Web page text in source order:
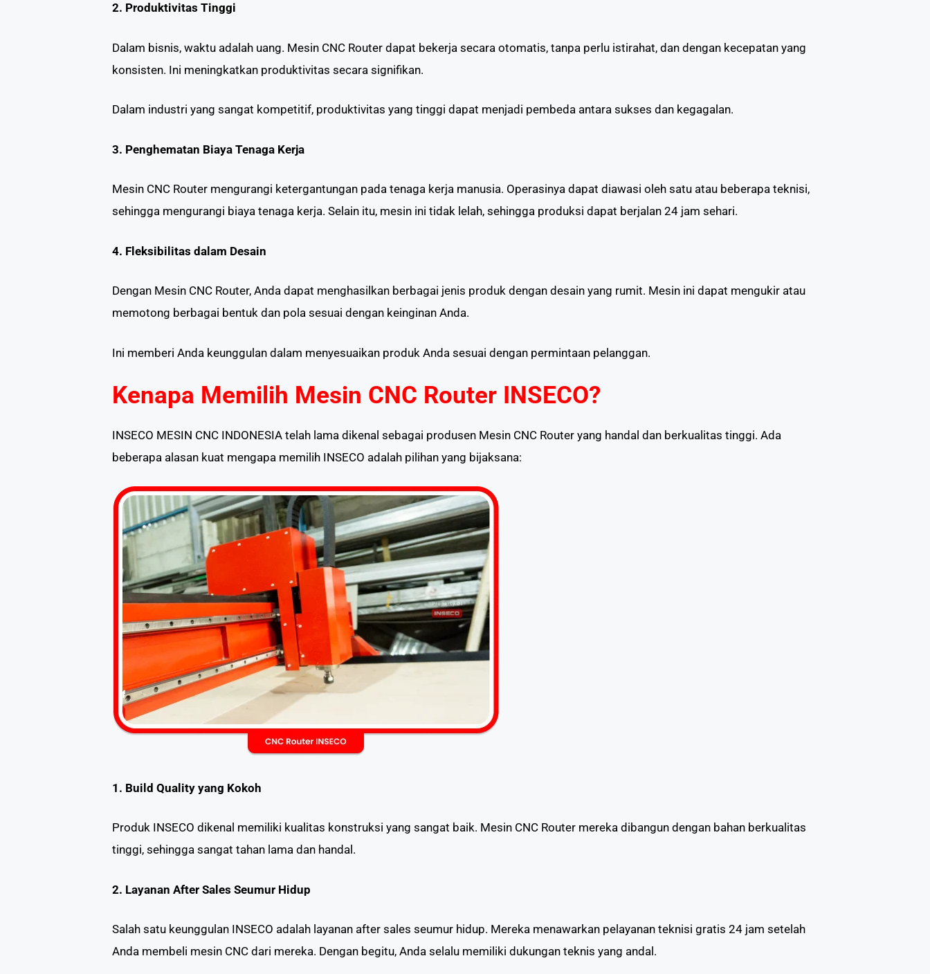
2. Produktivitas Tinggi
Dalam bisnis, waktu adalah uang. Mesin CNC Router dapat bekerja secara otomatis, tanpa perlu istirahat, dan dengan kecepatan yang
konsisten. Ini meningkatkan produktivitas secara signifikan.
Dalam industri yang sangat kompetitif, produktivitas yang tinggi dapat menjadi pembeda antara sukses dan kegagalan.
3. Penghematan Biaya Tenaga Kerja
Mesin CNC Router mengurangi ketergantungan pada tenaga kerja manusia. Operasinya dapat diawasi oleh satu atau beberapa teknisi,
sehingga mengurangi biaya tenaga kerja. Selain itu, mesin ini tidak lelah, sehingga produksi dapat berjalan 24 jam sehari.
4. Fleksibilitas dalam Desain
Dengan Mesin CNC Router, Anda dapat menghasilkan berbagai jenis produk dengan desain yang rumit. Mesin ini dapat mengukir atau
memotong berbagai bentuk dan pola sesuai dengan keinginan Anda.
Ini memberi Anda keunggulan dalam menyesuaikan produk Anda sesuai dengan permintaan pelanggan.
Kenapa Memilih Mesin CNC Router INSECO?
INSECO MESIN CNC INDONESIA telah lama dikenal sebagai produsen Mesin CNC Router yang handal dan berkualitas tinggi. Ada
beberapa alasan kuat mengapa memilih INSECO adalah pilihan yang bijaksana:
1. Build Quality yang Kokoh
Produk INSECO dikenal memiliki kualitas konstruksi yang sangat baik. Mesin CNC Router mereka dibangun dengan bahan berkualitas
tinggi, sehingga sangat tahan lama dan handal.
2. Layanan After Sales Seumur Hidup
Salah satu keunggulan INSECO adalah layanan after sales seumur hidup. Mereka menawarkan pelayanan teknisi gratis 24 jam setelah
Anda membeli mesin CNC dari mereka. Dengan begitu, Anda selalu memiliki dukungan teknis yang andal.